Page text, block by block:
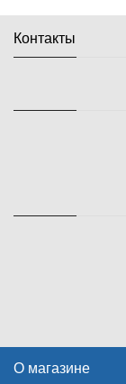
Контакты
О магазине